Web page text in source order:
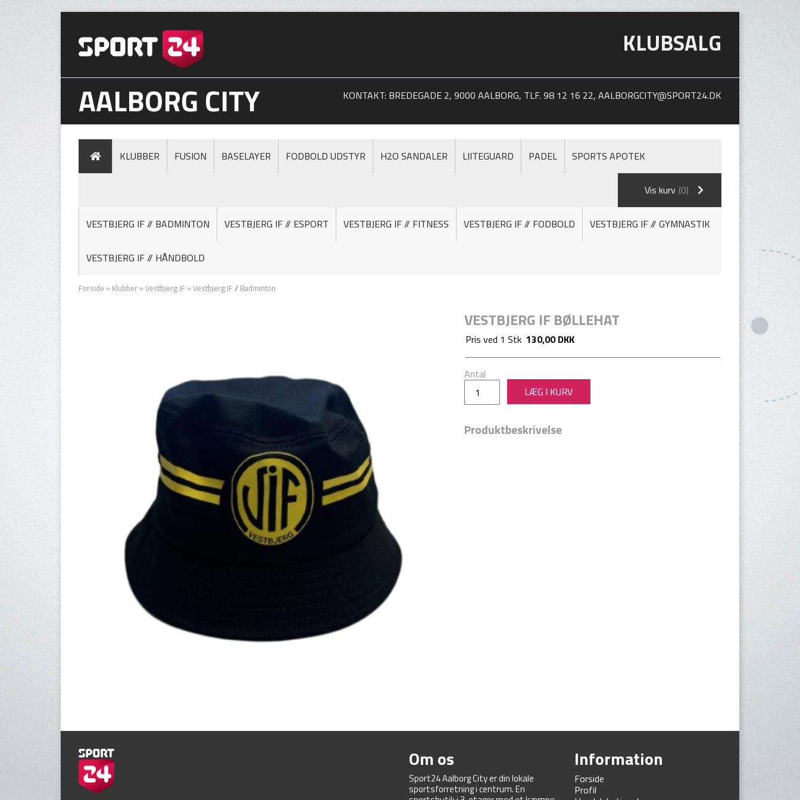
KLUBSALG
AALBORG CITY KONTAKT: BREDEGADE 2, 9000 AALBORG, TLF. 98 12 16 22, AALBORGCITY@SPORT24.DK
KLUBBER FUSION BASELAYER FODBOLD UDSTYR H2O SANDALER LIITEGUARD PADEL SPORTS APOTEK
Vis kurv (0)
VESTBJERG IF // BADMINTON VESTBJERG IF // ESPORT VESTBJERG IF // FITNESS VESTBJERG IF // FODBOLD VESTBJERG IF // GYMNASTIK
VESTBJERG IF // HÅNDBOLD
Forside » Klubber »Vestbjerg IF »Vestbjerg IF // Badminton
VESTBJERG IF BØLLEHAT
Pris ved 1 Stk 130,00 DKK
Antal
Produktbeskrivelse
Om os
Sport24 Aalborg City er din lokale
sportsforretning i centrum. En
Information
Forside
Profil